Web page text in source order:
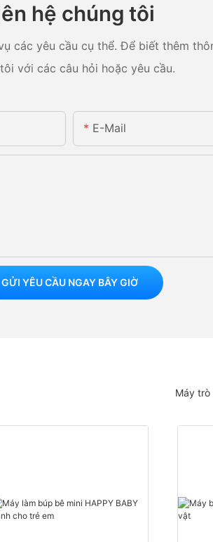
hệ chúng tôi
các yêu cầu cụ thể. Để biết thêm
với các câu hỏi hoặc yêu cầu.
E-Mail
GỬI YÊU CẦU NGAY BÂY GIỜ
Máy trò